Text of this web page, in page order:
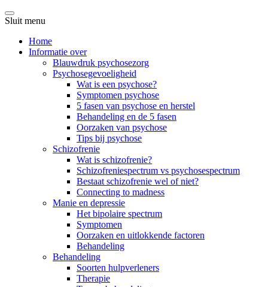
Sluit menu
Home
Informatie over
Blauwdruk psychosezorg
Psychosegevoeligheid
Wat is een psychose?
Symptomen psychose
5 fasen van psychose en herstel
Behandeling en de 5 fasen
Oorzaken van psychose
Tips bij psychose
Schizofrenie
Wat is schizofrenie?
Schizofreniespectrum vs psychosespectrum
Bestaat schizofrenie wel of niet?
Connecting to madness
Manie en depressie
Het bipolaire spectrum
Symptomen
Oorzaken en uitlokkende factoren
Behandeling
Behandeling
Soorten hulpverleners
Therapie